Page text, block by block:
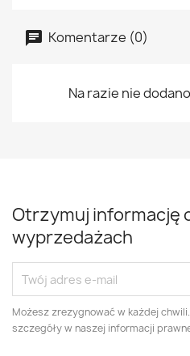
Komentarze (0)
Na razie nie
Otrzymuj informację
wyprzedażach
Możesz zrezygnować w każdej
szczegóły w naszej informacji